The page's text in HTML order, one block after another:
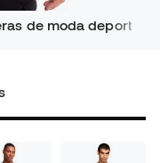
de moda deportiva